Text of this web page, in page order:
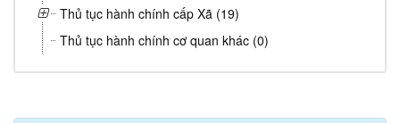
Thủ tục hành chính cấp Xã (19)
Thủ tục hành chính cơ quan khác (0)